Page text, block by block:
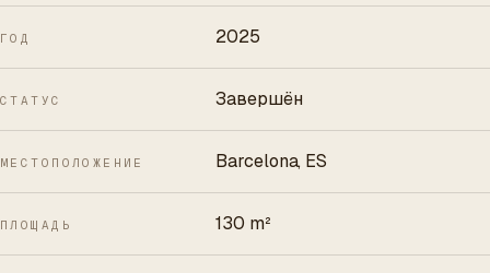
ГОД 2025
СТАТУС Завершён
МЕСТОПОЛОЖЕНИЕ Barcelona, ES
ПЛОЩАДЬ 130 m²